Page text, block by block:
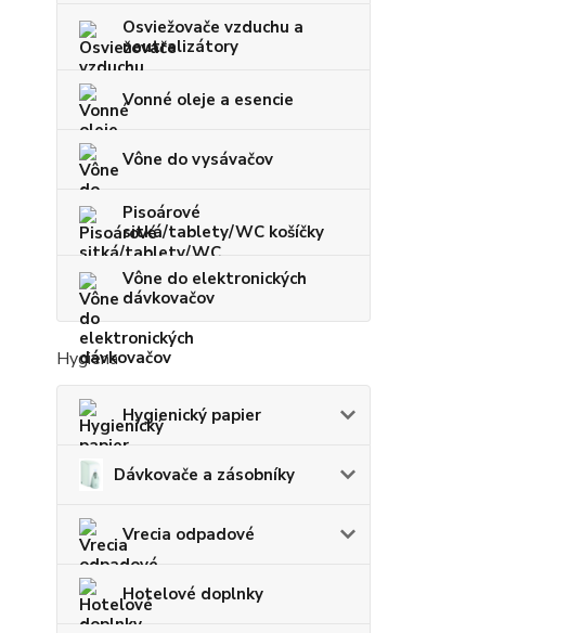
Osviežovače vzduchu a
neutralizátory
Vonné oleje a esencie
Vône do vysávačov
Pisoárové
sitká/tablety/WC košíčky
Vône do elektronických
dávkovačov
Hygiena
Hygienický papier
Dávkovače a zásobníky
Vrecia odpadové
Hotelové doplnky